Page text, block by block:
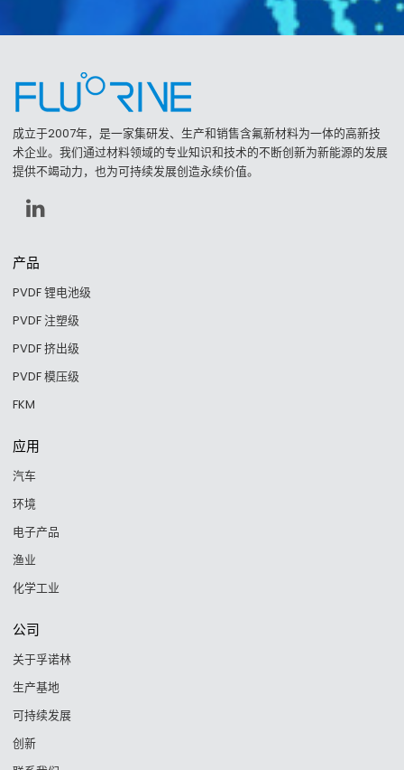
成立于2007年，是一家集研发、生产和销售含氟新材料为一体的高新技
术企业。我们通过材料领域的专业知识和技术的不断创新为新能源的发展
提供不竭动力，也为可持续发展创造永续价值。
产品
PVDF 锂电池级
PVDF 注塑级
PVDF 挤出级
PVDF 模压级
FKM
应用
汽车
环境
电子产品
渔业
化学工业
公司
关于孚诺林
生产基地
可持续发展
创新